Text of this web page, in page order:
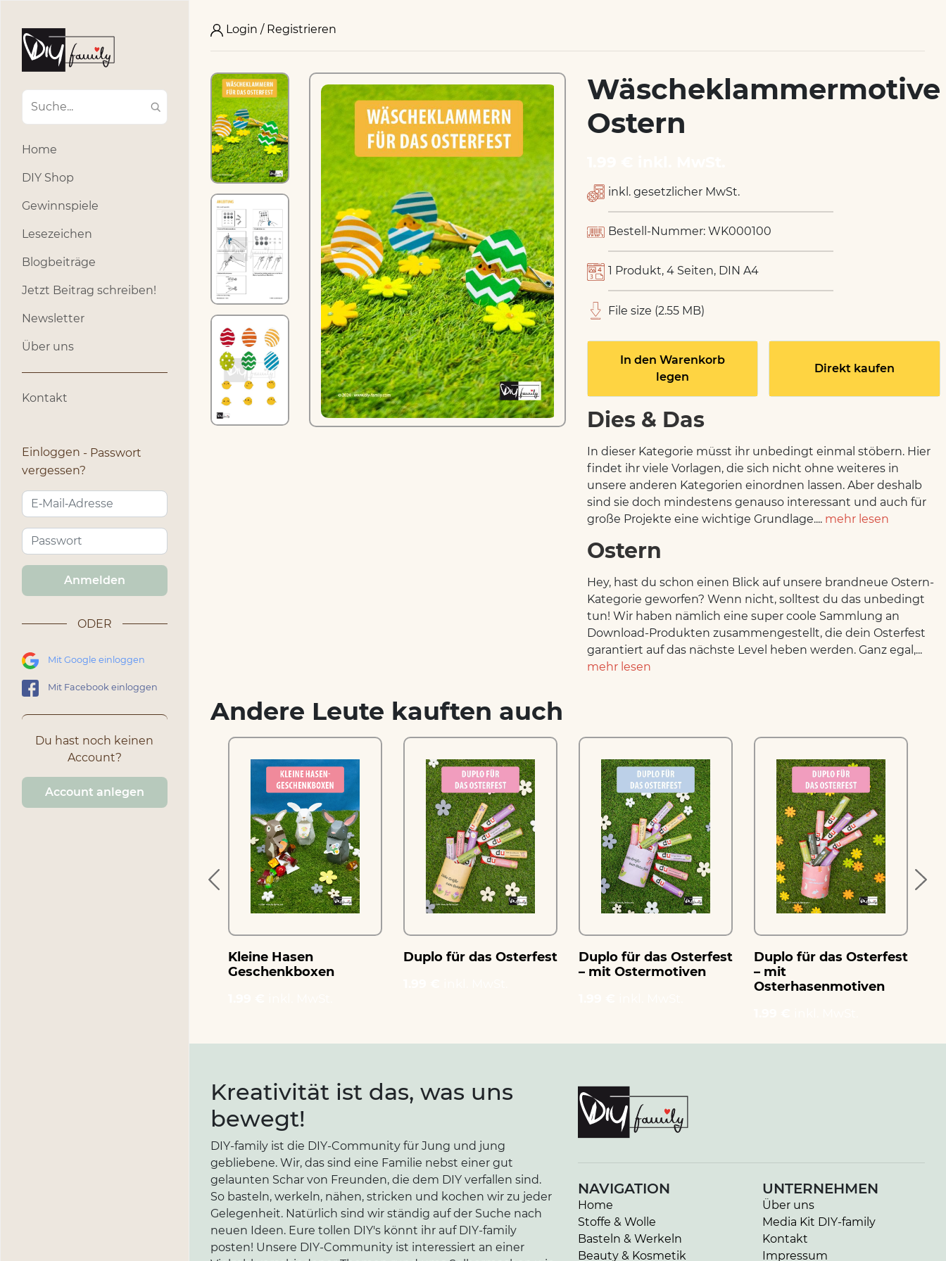
Home
DIY Shop
Gewinnspiele
Lesezeichen
Blogbeiträge
Jetzt Beitrag schreiben!
Newsletter
Über uns
Kontakt
Einloggen
Passwort
vergessen?
Anmelden
ODER
Mit Google einloggen
Mit Facebook einloggen
Du hast noch keinen
Account?
Account anlegen
Login / Registrieren
Wäscheklammermotive
Ostern
inkl. gesetzlicher MwSt.
Bestell-Nummer: WK000100
1 Produkt, 4 Seiten, DIN A4
File size (2.55 MB)
In den Warenkorb
legen
Direkt kaufen
Dies & Das
In dieser Kategorie müsst ihr unbedingt einmal stöbern. Hier
findet ihr viele Vorlagen, die sich nicht ohne weiteres in
unsere anderen Kategorien einordnen lassen. Aber deshalb
sind sie doch mindestens genauso interessant und auch für
große Projekte eine wichtige Grundlage.... mehr lesen
Ostern
Hey, hast du schon einen Blick auf unsere brandneue Ostern-
Kategorie geworfen? Wenn nicht, solltest du das unbedingt
tun! Wir haben nämlich eine super coole Sammlung an
Download-Produkten zusammengestellt, die dein Osterfest
garantiert auf das nächste Level heben werden. Ganz egal,...
mehr lesen
Andere Leute kauften auch
Fädelkarten Ostereier
Kleine Hasen
Geschenkboxen
Duplo für das Osterfest
Duplo für das Osterfest
– mit Ostermotiven
Duplo für das Osterfest
– mit
Osterhasenmotiven
Kreativität ist das, was uns
bewegt!
DIY-family ist die DIY-Community für Jung und jung
gebliebene. Wir, das sind eine Familie nebst einer gut
gelaunten Schar von Freunden, die dem DIY verfallen sind.
So basteln, werkeln, nähen, stricken und kochen wir zu jeder
Gelegenheit. Natürlich sind wir ständig auf der Suche nach
neuen Ideen. Eure tollen DIY's könnt ihr auf DIY-family
posten! Unsere DIY-Community ist interessiert an einer
NAVIGATION
Home
Stoffe & Wolle
Basteln & Werkeln
Beauty & Kosmetik
UNTERNEHMEN
Über uns
Media Kit DIY-family
Kontakt
Impressum